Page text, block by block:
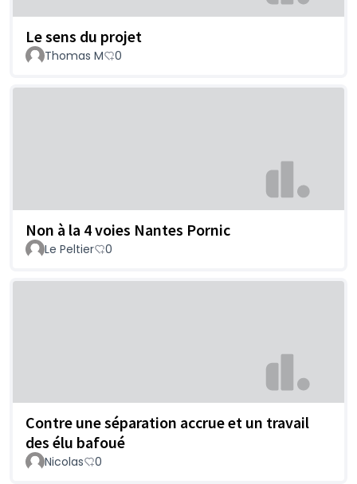
Le sens du projet
Thomas M 0
Non à la 4 voies Nantes Pornic
Le Peltier 0
Contre une séparation accrue et un travail
des élu bafoué
Nicolas 0